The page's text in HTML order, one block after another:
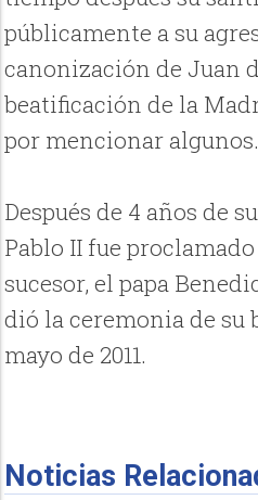
públicamente a su
canonización de Juan
beatificación de la
por mencionar algunos.
Después de 4 años de
Pablo II fue
sucesor, el papa
dió la ceremonia de su
mayo de 2011.
Noticias